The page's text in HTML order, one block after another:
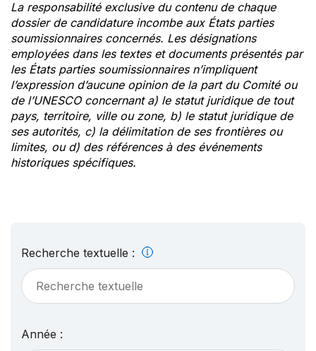
La responsabilité exclusive du contenu de chaque
dossier de candidature incombe aux États parties
soumissionnaires concernés. Les désignations
employées dans les textes et documents présentés par
les États parties soumissionnaires n’impliquent
l’expression d’aucune opinion de la part du Comité ou
de l’UNESCO concernant a) le statut juridique de tout
pays, territoire, ville ou zone, b) le statut juridique de
ses autorités, c) la délimitation de ses frontières ou
limites, ou d) des références à des événements
historiques spécifiques.
Recherche textuelle :
Année :